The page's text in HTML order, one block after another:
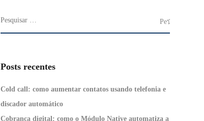
Posts recentes
Cold call: como aumentar contatos usando telefonia e
discador automático
Cobrança digital: como o Módulo Native automatiza a